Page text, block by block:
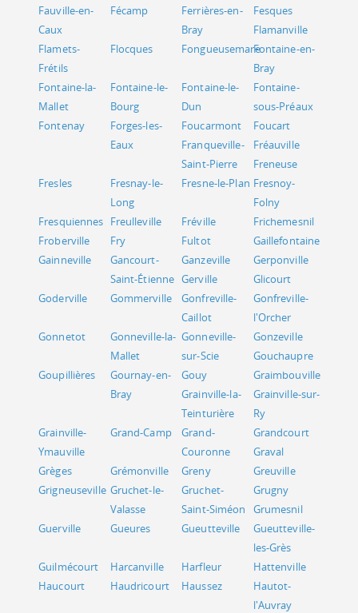
Fauville-en-
Caux
Fécamp
Ferrières-en-
Bray
Fesques
Flamanville
Flamets-
Frétils
Flocques FongueusemareFontaine-en-
Bray
Fontaine-la-
Mallet
Fontaine-le-
Bourg
Fontaine-le-
Dun
Fontaine-
sous-Préaux
Fontenay
Forges-les-
Eaux
Foucarmont
Foucart
Franqueville-
Saint-Pierre
Fréauville
Freneuse
Fresles
Fresnay-le-
Long
Fresne-le-Plan Fresnoy-
Folny
Fresquiennes Freulleville Fréville
Frichemesnil
Froberville
Fry Fultot
Gaillefontaine
Gainneville
Gancourt-
Saint-Étienne
Ganzeville
Gerponville
Gerville
Glicourt
Goderville
Gommerville
Gonfreville-
Caillot
Gonfreville-
l'Orcher
Gonnetot
Gonneville-la-
Mallet
Gonneville-
sur-Scie
Gonzeville
Gouchaupre
Goupillières
Gournay-en-
Bray
Gouy
Graimbouville
Grainville-la-
Teinturière
Grainville-sur-
Ry
Grainville-
Ymauville
Grand-Camp
Grand-
Couronne
Grandcourt
Graval
Grèges
Grémonville Greny
Greuville
Grigneuseville Gruchet-le-
Valasse
Gruchet-
Saint-Siméon
Grugny
Grumesnil
Guerville
Gueures Gueutteville
Gueutteville-
les-Grès
Guilmécourt
Harcanville Harfleur
Hattenville
Haucourt
Haudricourt Haussez
Hautot-
l'Auvray